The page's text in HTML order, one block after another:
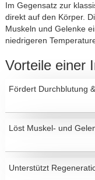
Im Gegensatz zur
direkt auf den Körper.
Muskeln und Gelenke
niedrigeren
Vorteile einer
Fördert Durchblutung
Löst Muskel- und
Unterstützt